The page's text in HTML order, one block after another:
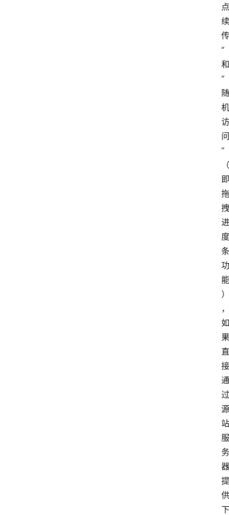
点
续
传
”
和
“
随
机
访
问
”
（
即
拖
拽
进
度
条
功
能
）
，
如
果
直
接
通
过
源
站
服
务
器
提
供
下